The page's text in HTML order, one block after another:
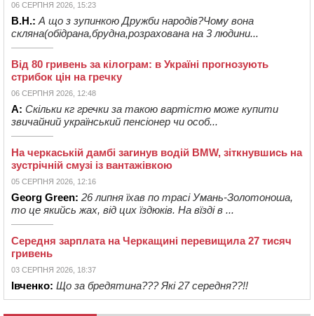
06 СЕРПНЯ 2026, 15:23
В.Н.: А що з зупинкою Дружби народів?Чому вона
скляна(обідрана,брудна,розрахована на 3 людини...
Від 80 гривень за кілограм: в Україні прогнозують
стрибок цін на гречку
06 СЕРПНЯ 2026, 12:48
А: Скільки кг гречки за такою вартістю може купити
звичайний український пенсіонер чи особ...
На черкаській дамбі загинув водій BMW, зіткнувшись на
зустрічній смузі із вантажівкою
05 СЕРПНЯ 2026, 12:16
Georg Green: 26 липня їхав по трасі Умань-Золотоноша,
то це якийсь жах, від цих їздюків. На вїзді в ...
Середня зарплата на Черкащині перевищила 27 тисяч
гривень
03 СЕРПНЯ 2026, 18:37
Івченко: Що за бредятина??? Які 27 середня??!!